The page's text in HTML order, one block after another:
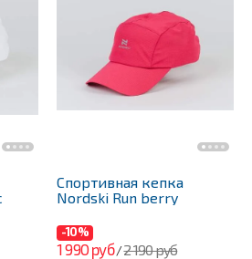
Спортивная кепка
Nordski Run berry
-10%
1 990 руб/2 190 руб